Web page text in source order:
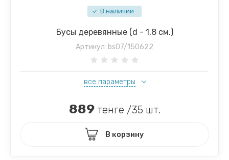
В наличии
Бусы деревянные (d - 1,8 см.)
Артикул: bs07/150622
все параметры
889тенге /35 шт.
В корзину